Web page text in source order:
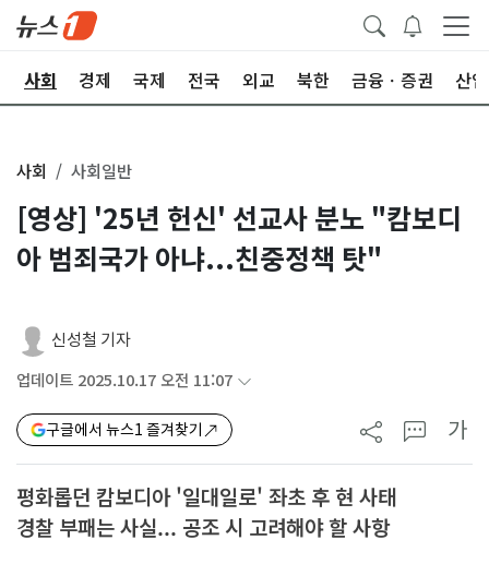
사회 경제 국제 전국 외교 북한 금융ㆍ증권 산업
사회 사회일반
[영상] '25년 헌신' 선교사 분노 "캄보디
아 범죄국가 아냐...친중정책 탓"
신성철 기자
업데이트 2025.10.17 오전 11:07
구글에서 뉴스1 즐겨찾기 가
평화롭던 캄보디아 '일대일로' 좌초 후 현 사태
경찰 부패는 사실... 공조 시 고려해야 할 사항